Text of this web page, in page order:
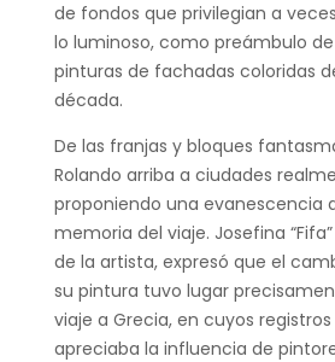
de fondos que privilegian a
lo luminoso, como preámbulo
pinturas de fachadas coloridas
década.
De las franjas y bloques
Rolando arriba a ciudades
proponiendo una evanescencia
memoria del viaje. Josefina
de la artista, expresó que el
su pintura tuvo lugar
viaje a Grecia, en cuyos
apreciaba la influencia de